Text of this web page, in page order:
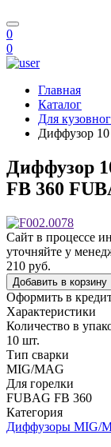
0
0
Главная
Каталог
Для
Диффузор
Диффузор
FB 360
Сайт в процессе
уточняйте у
210 руб.
Добавить в корзину
Оформить в
Характеристики
Количество в
10 шт.
Тип сварки
MIG/MAG
Для горелки
FUBAG FB 360
Категория
Диффузоры MIG/